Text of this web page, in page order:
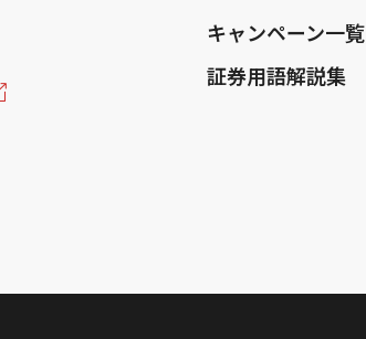
キャンペーン一覧
証券用語解説集